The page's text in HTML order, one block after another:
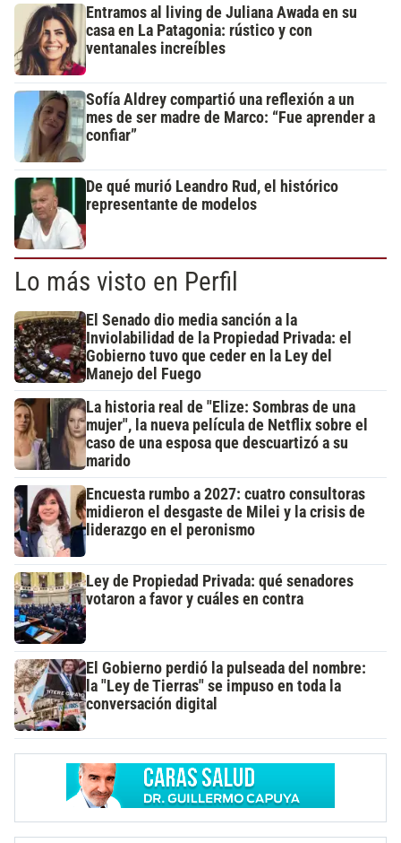
Entramos al living de Juliana Awada en su
casa en La Patagonia: rústico y con
ventanales increíbles
Sofía Aldrey compartió una reflexión a un
mes de ser madre de Marco: “Fue aprender a
confiar”
De qué murió Leandro Rud, el histórico
representante de modelos
Lo más visto en Perfil
El Senado dio media sanción a la
Inviolabilidad de la Propiedad Privada: el
Gobierno tuvo que ceder en la Ley del
Manejo del Fuego
La historia real de "Elize: Sombras de una
mujer", la nueva película de Netflix sobre el
caso de una esposa que descuartizó a su
marido
Encuesta rumbo a 2027: cuatro consultoras
midieron el desgaste de Milei y la crisis de
liderazgo en el peronismo
Ley de Propiedad Privada: qué senadores
votaron a favor y cuáles en contra
El Gobierno perdió la pulseada del nombre:
la "Ley de Tierras" se impuso en toda la
conversación digital